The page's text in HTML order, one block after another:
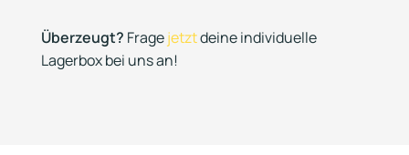
Überzeugt? Fragejetztdeine individuelle
Lagerbox bei uns an!